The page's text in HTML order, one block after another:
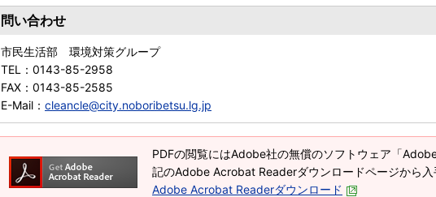
問い合わせ
市民生活部 環境対策グループ
TEL： 0143-85-2958
FAX： 0143-85-2585
E-Mail： cleancle@city.noboribetsu.lg.jp
PDFの閲覧にはAdobe社の無償のソフトウェア「
記のAdobe Acrobat Readerダウンロードページから入
Adobe Acrobat Readerダウンロード